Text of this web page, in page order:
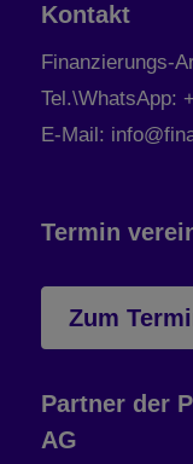
Kontakt
Finanzierungs-
Tel.\WhatsApp:
E-Mail:
Termin
Zum
Partner der
AG